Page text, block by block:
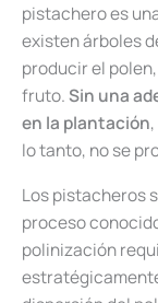
pistachero es
existen árboles
producir el
fruto.Sin una
en la plantación
lo tanto, no se
Los pistacheros
proceso
polinización